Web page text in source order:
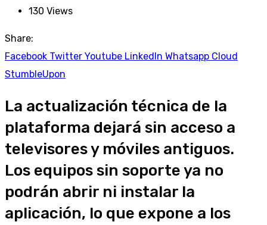
130 Views
Share:
Facebook Twitter Youtube LinkedIn Whatsapp Cloud
StumbleUpon
La actualización técnica de la
plataforma dejará sin acceso a
televisores y móviles antiguos.
Los equipos sin soporte ya no
podrán abrir ni instalar la
aplicación, lo que expone a los